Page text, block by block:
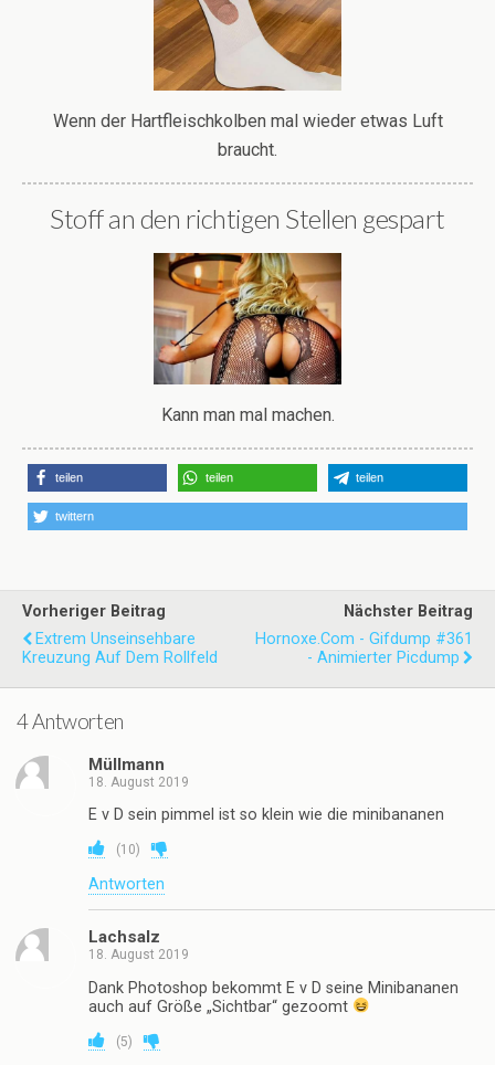
Wenn der Hartfleischkolben mal wieder etwas Luft
braucht.
Stoff an den richtigen Stellen gespart
Kann man mal machen.
teilen teilen teilen
twittern
Vorheriger Beitrag
Extrem Unseinsehbare
Kreuzung Auf Dem Rollfeld
Nächster Beitrag
Hornoxe.com - Gifdump #361
- Animierter Picdump
4 Antworten
Müllmann
18. August 2019
E v D sein pimmel ist so klein wie die minibananen
(10)
Antworten
Lachsalz
18. August 2019
Dank Photoshop bekommt E v D seine Minibananen
auch auf Größe „Sichtbar“ gezoomt
(5)